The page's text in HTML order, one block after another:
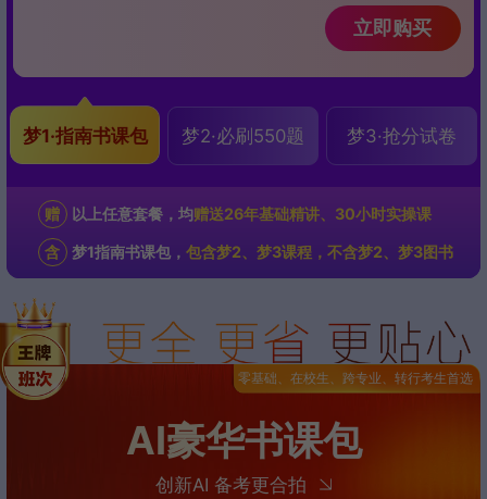
立即购买
梦1·指南书课包 梦2·必刷550题 梦3·抢分试卷
赠 以上任意套餐，均赠送26年基础精讲、30小时实操课
含 梦1指南书课包，包含梦2、梦3课程，不含梦2、梦3图书
零基础、在校生、跨专业、转行考生首选
AI豪华书课包
创新AI 备考更合拍